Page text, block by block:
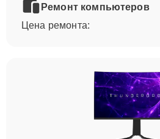
Ремонт компьютеров
Цена ремонта: